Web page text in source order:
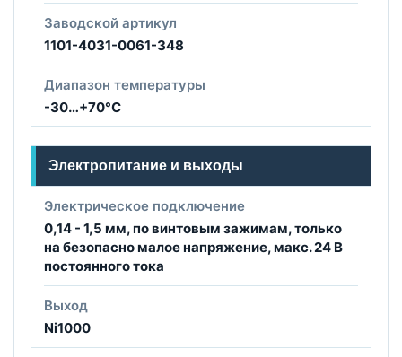
Заводской артикул
1101-4031-0061-348
Диапазон температуры
-30…+70°C
Электропитание и выходы
Электрическое подключение
0,14 - 1,5 мм, по винтовым зажимам, только
на безопасно малое напряжение, макс. 24 B
постоянного тока
Выход
Ni1000